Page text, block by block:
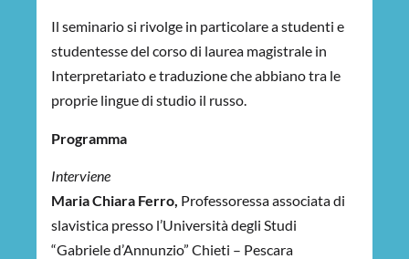
Il seminario si rivolge in particolare a studenti e
studentesse del corso di laurea magistrale in
Interpretariato e traduzione che abbiano tra le
proprie lingue di studio il russo.
Programma
Interviene
Maria Chiara Ferro, Professoressa associata di
slavistica presso l’Università degli Studi
“Gabriele d’Annunzio” Chieti – Pescara